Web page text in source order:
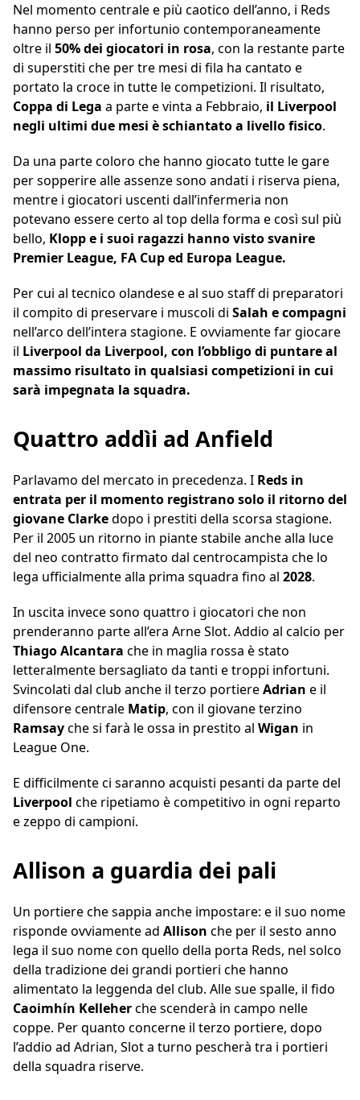
Nel momento centrale e più caotico dell’anno, i Reds
hanno perso per infortunio contemporaneamente
oltre il 50% dei giocatori in rosa, con la restante parte
di superstiti che per tre mesi di fila ha cantato e
portato la croce in tutte le competizioni. Il risultato,
Coppa di Lega a parte e vinta a Febbraio, il Liverpool
negli ultimi due mesi è schiantato a livello fisico.
Da una parte coloro che hanno giocato tutte le gare
per sopperire alle assenze sono andati i riserva piena,
mentre i giocatori uscenti dall’infermeria non
potevano essere certo al top della forma e così sul più
bello, Klopp e i suoi ragazzi hanno visto svanire
Premier League, FA Cup ed Europa League.
Per cui al tecnico olandese e al suo staff di preparatori
il compito di preservare i muscoli di Salah e compagni
nell’arco dell’intera stagione. E ovviamente far giocare
il Liverpool da Liverpool, con l’obbligo di puntare al
massimo risultato in qualsiasi competizioni in cui
sarà impegnata la squadra.
Quattro addìi ad Anfield
Parlavamo del mercato in precedenza. I Reds in
entrata per il momento registrano solo il ritorno del
giovane Clarkedopo i prestiti della scorsa stagione.
Per il 2005 un ritorno in piante stabile anche alla luce
del neo contratto firmato dal centrocampista che lo
lega ufficialmente alla prima squadra fino al 2028.
In uscita invece sono quattro i giocatori che non
prenderanno parte all’era Arne Slot. Addio al calcio per
Thiago Alcantara che in maglia rossa è stato
letteralmente bersagliato da tanti e troppi infortuni.
Svincolati dal club anche il terzo portiereAdrian e il
difensore centrale Matip, con il giovane terzino
Ramsayche si farà le ossa in prestito al Wigan in
League One.
E difficilmente ci saranno acquisti pesanti da parte del
Liverpool che ripetiamo è competitivo in ogni reparto
e zeppo di campioni.
Allison a guardia dei pali
Un portiere che sappia anche impostare: e il suo nome
risponde ovviamente ad Allison che per il sesto anno
lega il suo nome con quello della porta Reds, nel solco
della tradizione dei grandi portieri che hanno
alimentato la leggenda del club. Alle sue spalle, il fido
Caoimhín Kelleherche scenderà in campo nelle
coppe. Per quanto concerne il terzo portiere, dopo
l’addio ad Adrian, Slot a turno pescherà tra i portieri
della squadra riserve.